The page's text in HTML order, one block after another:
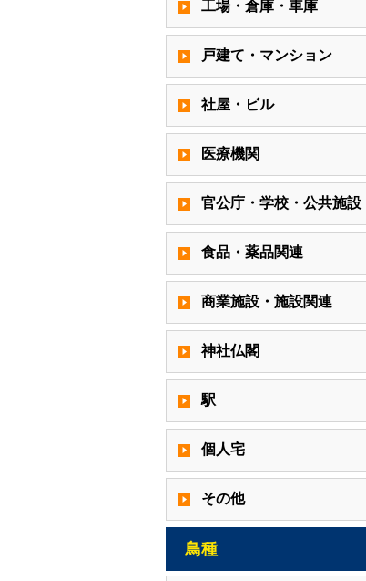
工場・倉庫・車庫
戸建て・マンション
社屋・ビル
医療機関
官公庁・学校・公共施設
食品・薬品関連
商業施設・施設関連
神社仏閣
駅
個人宅
その他
鳥種